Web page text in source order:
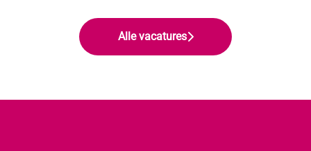
Alle vacatures